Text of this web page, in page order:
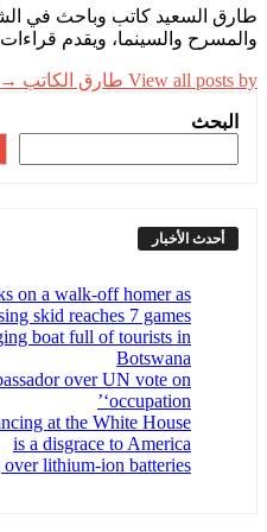
طارق السعيد كاتب وباحث في
والمسرح والسينما، ويقدم قراءات
View all posts by طارق الكاتب →
البحث
أحدث الأخبار
on a walk-off homer as
skid reaches 7 games
boat full of tourists in
Botswana
over UN vote on
‘occupation’
at the White House
is a disgrace to America
lithium-ion batteries